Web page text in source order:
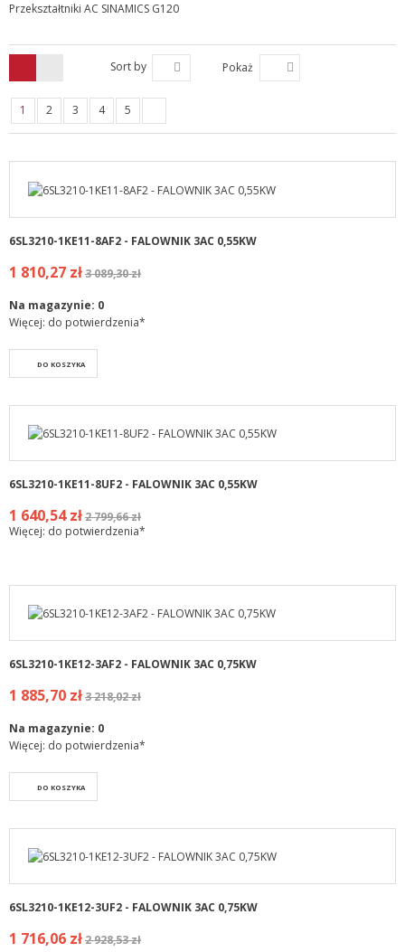
Przekształtniki AC SINAMICS G120
Sort by Pokaż
1 2 3 4 5
6SL3210-1KE11-8AF2 - FALOWNIK 3AC 0,55KW
1 810,27 zł3 089,30 zł
Na magazynie: 0
Więcej: do potwierdzenia*
DO KOSZYKA
6SL3210-1KE11-8UF2 - FALOWNIK 3AC 0,55KW
1 640,54 zł2 799,66 zł
Więcej: do potwierdzenia*
6SL3210-1KE12-3AF2 - FALOWNIK 3AC 0,75KW
1 885,70 zł3 218,02 zł
Na magazynie: 0
Więcej: do potwierdzenia*
DO KOSZYKA
6SL3210-1KE12-3UF2 - FALOWNIK 3AC 0,75KW
1 716,06 zł2 928,53 zł